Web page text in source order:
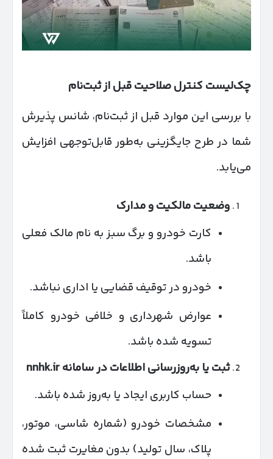
چک‌لیست کنترل صلاحیت قبل از ثبت‌نام
با بررسی این موارد قبل از ثبت‌نام، شانس پذیرش
شما در طرح جایگزینی به‌طور قابل‌توجهی افزایش
می‌یابد.
وضعیت مالکیت و مدارک
کارت خودرو و برگ سبز به نام مالک فعلی
باشد.
خودرو در توقیف قضایی یا اداری نباشد.
عوارض شهرداری و خلافی خودرو کاملاً
تسویه شده باشد.
ثبت یا به‌روزرسانی اطلاعات در سامانه
حساب کاربری ایجاد یا به‌روز شده باشد.
مشخصات خودرو (شماره شاسی، موتور،
پلاک، سال تولید) بدون مغایرت ثبت شده